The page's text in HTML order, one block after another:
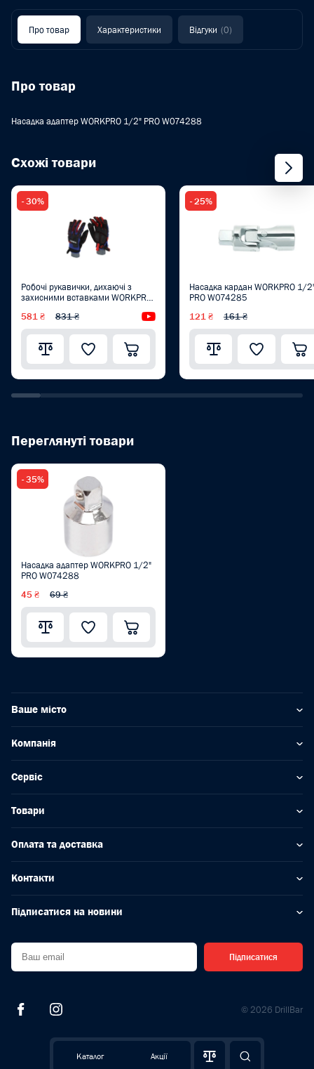
Каталог Акції
Про товар Характеристики Відгуки (0)
Про товар
Насадка адаптер WORKPRO 1/2" PRO W074288
Схожі товари
- 30%
Робочі рукавички, дихаючі з
захисними вставками WORKPRO
581 ₴ 831 ₴ Відеоогляд
- 25%
Насадка кардан WORKPRO 1/
PRO W074285
121 ₴ 161 ₴
Переглянуті товари
- 35%
Насадка адаптер WORKPRO 1/2"
PRO W074288
45 ₴ 69 ₴
Ваше місто
Компанія
Сервіс
Товари
Оплата та доставка
Контакти
Підписатися на новини
Підписатися
© 2026 DrillBar